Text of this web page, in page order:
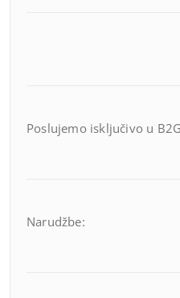
Poslujemo isključivo u
Narudžbe: